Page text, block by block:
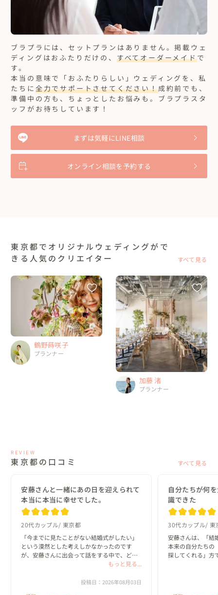
ブラプラには、セットプランはありません。掲載ウェ
ディングはおふたりだけの、 すべてオーダーメイドで
す。
本当の意味で「おふたりらしい」ウェディングを、私
たちに 全力でサポートさせてください！成約前でも、
準備中の方も、ちょっとしたお悩みも。ブラプラスタ
ッフがお待ちしています！
まずは気軽にLINE相談
オンライン相談を予約する
東京都でオリジナルウェディングがで
きる人気のクリエイター
すべて見る
鶴野蒔咲子
プランナー
加藤 渚
プランナー
REVIEW
東京都の口コミ すべて見る
安藤さんと一緒にあの日を迎えられて
本当に本当に幸せでした。
20代カップル 東京都
「今までに見たことがない結婚式がしたい」
という漠然とした考えしかなかったのです
が、安藤さんに出会って話をする中で、どん
な一日にしたいのか？がどんどん具体的にな
もっと見る...
投稿日：2026年08月03日
自分たちが何
識できた
30代カップル 東
安藤さんは、「結
本来の自分たちの
探してくれる」方